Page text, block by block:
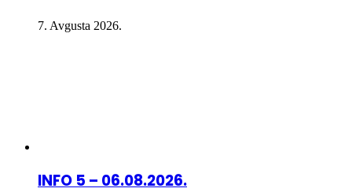
7. Avgusta 2026.
INFO 5 – 06.08.2026.